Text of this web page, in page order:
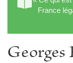
France
Georges